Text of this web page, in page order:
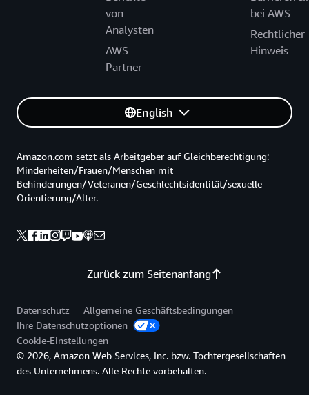
von
Analysten
AWS-
Partner
bei AWS
Rechtlicher
Hinweis
English
Zurück zum Seitenanfang
Amazon.com setzt als Arbeitgeber auf Gleichberechtigung:
Minderheiten/Frauen/Menschen mit
Behinderungen/Veteranen/Geschlechtsidentität/sexuelle
Orientierung/Alter.
Datenschutz
Allgemeine Geschäftsbedingungen
Ihre Datenschutzoptionen
Cookie-Einstellungen
© 2026, Amazon Web Services, Inc. bzw. Tochtergesellschaften
des Unternehmens. Alle Rechte vorbehalten.